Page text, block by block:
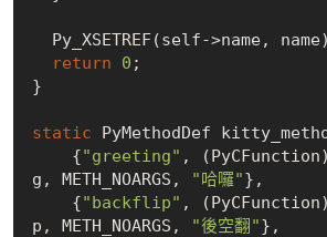
return
0 ;
}
static PyMethodDef
    {
"greeting" ,
g, METH_NOARGS,
"哈囉"},
    {
"backflip" ,
p, METH_NOARGS,
"後空翻"},